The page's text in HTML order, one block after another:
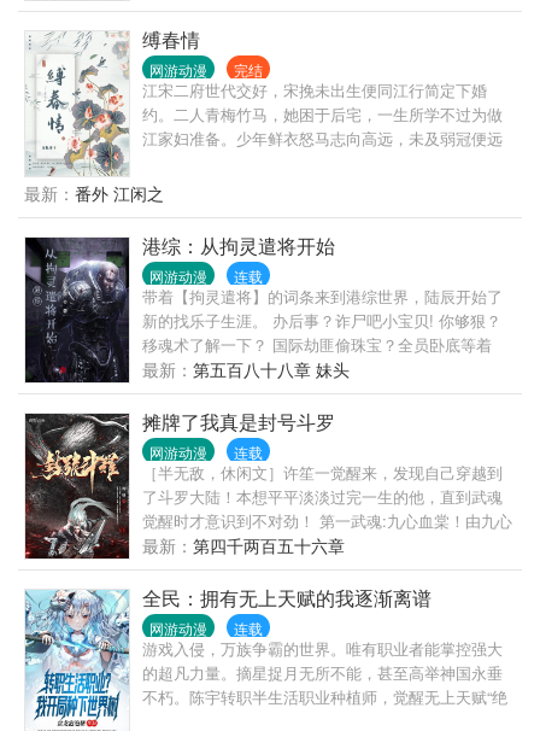
缚春情
网游动漫 完结
江宋二府世代交好，宋挽未出生便同江行简定下婚
约。二人青梅竹马，她困于后宅，一生所学不过为做
江家妇准备。少年鲜衣怒马志向高远，未及弱冠便远
簪。一句等我，宋挽便入了心，哪怕他战死沙场，她
也执意抱着灵位嫁入城阳侯府。她将少年藏在心尖守
寡六年，却等到江行简带着挚爱回京。少年挚爱言行
古怪，她夏日制冰，制火器扶持侯府扶摇而上。宋挽
看着他拥人入怀，予那少女万千宠爱。也看着他亲手
将掌家之权从她手中夺走，只为博美人一笑。世家从
无和离妇，宋挽抛弃所有离开侯府，却被一个离经叛
道横行无忌的男人缠上。谁知江行简又幡然醒悟。江
行简:宋氏生为我的人，死为我的鬼。沈千聿:你找你的
最新： 番外 江闲之
港综：从拘灵遣将开始
网游动漫 连载
带着【拘灵遣将】的词条来到港综世界，陆辰开始了
新的找乐子生涯。 办后事？诈尸吧小宝贝! 你够狠？
移魂术了解一下？ 国际劫匪偷珠宝？全员卧底等着
你！ …… 陆辰：乐子人其乐无穷！
最新： 第五百八十八章 妹头
摊牌了我真是封号斗罗
网游动漫 连载
［半无敌，休闲文］许笙一觉醒来，发现自己穿越到
了斗罗大陆！本想平平淡淡过完一生的他，直到武魂
觉醒时才意识到不对劲！ 第一武魂:九心血棠！由九心
海棠变异而成，以血为祭，以魂润棠，彻底打破辅助
系的神话！ 第二武魂：冰蔷薇之剑！攻击力碾压昊天
锤，成就大陆最强器武魂！ 在素云涛震惊的目光下，
许笙无奈的望着自己身上九个猩红的魂环，“那啥，其
实我只是想平平淡淡过一生，不过你瞧我身上这九个
红圈圈好看么？”
最新： 第四千两百五十六章
全民：拥有无上天赋的我逐渐离谱
网游动漫 连载
游戏入侵，万族争霸的世界。唯有职业者能掌控强大
的超凡力量。摘星捉月无所不能，甚至高举神国永垂
不朽。陈宇转职半生活职业种植师，觉醒无上天赋“绝